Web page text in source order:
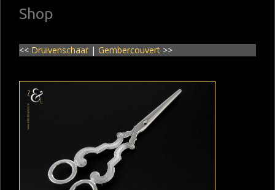
Shop
<< Druivenschaar | Gembercouvert >>